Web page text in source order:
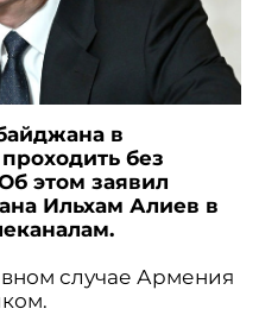
в
без
этом заявил
Ильхам Алиев в
случае Армения